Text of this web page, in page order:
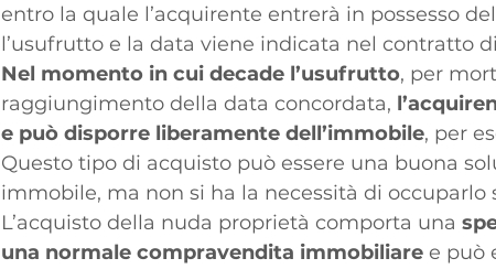
entro la quale l’acquirente entrerà in possesso
l’usufrutto e la data viene indicata nel contratto
Nel momento in cui decade l’usufrutto, per
raggiungimento della data concordata,
e può disporre liberamente dell’immobile, per
Questo tipo di acquisto può essere una buona
immobile, ma non si ha la necessità di occuparlo
L’acquisto della nuda proprietà comporta una
una normale compravendita immobiliare e può